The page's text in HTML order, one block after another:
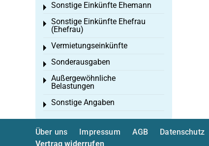
Sonstige Einkünfte Ehemann
Toggle menu
Sonstige Einkünfte Ehefrau
(Ehefrau)
Toggle menu
Vermietungseinkünfte
Toggle menu
Sonderausgaben
Toggle menu
Außergewöhnliche
Belastungen
Toggle menu
Sonstige Angaben
Toggle menu
Über uns Impressum AGB Datenschutz
Vertrag widerrufen